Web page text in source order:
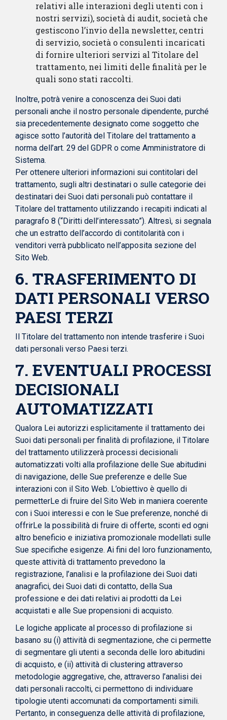
relativi alle interazioni degli utenti con i
nostri servizi), società di audit, società che
gestiscono l’invio della newsletter, centri
di servizio, società o consulenti incaricati
di fornire ulteriori servizi al Titolare del
trattamento, nei limiti delle finalità per le
quali sono stati raccolti.
Inoltre, potrà venire a conoscenza dei Suoi dati
personali anche il nostro personale dipendente, purché
sia precedentemente designato come soggetto che
agisce sotto l’autorità del Titolare del trattamento a
norma dell’art. 29 del GDPR o come Amministratore di
Sistema.
Per ottenere ulteriori informazioni sui contitolari del
trattamento, sugli altri destinatari o sulle categorie dei
destinatari dei Suoi dati personali può contattare il
Titolare del trattamento utilizzando i recapiti indicati al
paragrafo 8 (“Diritti dell’interessato”). Altresì, si segnala
che un estratto dell’accordo di contitolarità con i
venditori verrà pubblicato nell’apposita sezione del
Sito Web.
6. TRASFERIMENTO DI
DATI PERSONALI VERSO
PAESI TERZI
Il Titolare del trattamento non intende trasferire i Suoi
dati personali verso Paesi terzi.
7. EVENTUALI PROCESSI
DECISIONALI
AUTOMATIZZATI
Qualora Lei autorizzi esplicitamente il trattamento dei
Suoi dati personali per finalità di profilazione, il Titolare
del trattamento utilizzerà processi decisionali
automatizzati volti alla profilazione delle Sue abitudini
di navigazione, delle Sue preferenze e delle Sue
interazioni con il Sito Web. L’obiettivo è quello di
permetterLe di fruire del Sito Web in maniera coerente
con i Suoi interessi e con le Sue preferenze, nonché di
offrirLe la possibilità di fruire di offerte, sconti ed ogni
altro beneficio e iniziativa promozionale modellati sulle
Sue specifiche esigenze. Ai fini del loro funzionamento,
queste attività di trattamento prevedono la
registrazione, l’analisi e la profilazione dei Suoi dati
anagrafici, dei Suoi dati di contatto, della Sua
professione e dei dati relativi ai prodotti da Lei
acquistati e alle Sue propensioni di acquisto.
Le logiche applicate al processo di profilazione si
basano su (i) attività di segmentazione, che ci permette
di segmentare gli utenti a seconda delle loro abitudini
di acquisto, e (ii) attività di clustering attraverso
metodologie aggregative, che, attraverso l’analisi dei
dati personali raccolti, ci permettono di individuare
tipologie utenti accomunati da comportamenti simili.
Pertanto, in conseguenza delle attività di profilazione,